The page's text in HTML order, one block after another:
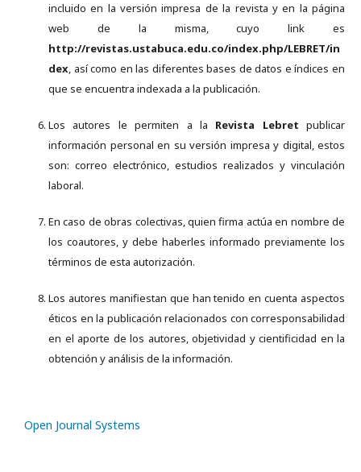
incluido en la versión impresa de la revista y en la página
web de la misma, cuyo link es
http://revistas.ustabuca.edu.co/index.php/LEBRET/in
dex, así como en las diferentes bases de datos e índices en
que se encuentra indexada a la publicación.
Los autores le permiten a la Revista Lebret publicar
información personal en su versión impresa y digital, estos
son: correo electrónico, estudios realizados y vinculación
laboral.
En caso de obras colectivas, quien firma actúa en nombre de
los coautores, y debe haberles informado previamente los
términos de esta autorización.
Los autores manifiestan que han tenido en cuenta aspectos
éticos en la publicación relacionados con corresponsabilidad
en el aporte de los autores, objetividad y cientificidad en la
obtención y análisis de la información.
Open Journal Systems